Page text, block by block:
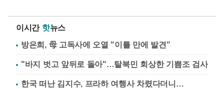
이시간 핫뉴스
방은희, 母 고독사에 오열 "이틀 만에 발견"
"바지 벗고 앞뒤로 돌아"…탈북민 회상한 기쁨조 검사
한국 떠난 김지수, 프라하 여행사 차렸다더니…